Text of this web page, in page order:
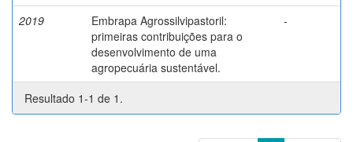
2019
Embrapa Agrossilvipastoril:
primeiras contribuições para o
desenvolvimento de uma
agropecuária sustentável.
-
Resultado 1-1 de 1.